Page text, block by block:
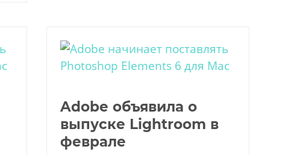
Adobe объявила о
выпуске Lightroom в
феврале